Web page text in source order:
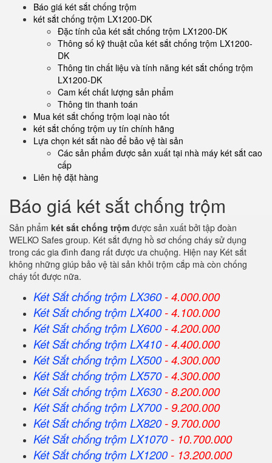
Báo giá két sắt chống trộm
két sắt chống trộm LX1200-DK
Đặc tính của két sắt chống trộm LX1200-DK
Thông số kỹ thuật của két sắt chống trộm LX1200-
DK
Thông tin chất liệu và tính năng két sắt chống trộm
LX1200-DK
Cam kết chất lượng sản phẩm
Thông tin thanh toán
Mua két sắt chống trộm loại nào tốt
két sắt chống trộm uy tín chính hãng
Lựa chọn két sắt nào để bảo vệ tài sản
Các sản phẩm được sản xuất tại nhà máy két sắt cao
cấp
Liên hệ đặt hàng
Báo giá két sắt chống trộm
Sản phẩm két sắt chống trộm được sản xuất bởi tập đoàn
WELKO Safes group. Két sắt đựng hồ sơ chống cháy sử dụng
trong các gia đình đang rất được ưa chuộng. Hiện nay Két sắt
không những giúp bảo vệ tài sản khỏi trộm cắp mà còn chống
cháy tốt được nữa.
Két Sắt chống trộm LX360- 4.000.000
Két Sắtchống trộm LX400- 4.100.000
Két Sắtchống trộm LX600- 4.200.000
Két Sắtchống trộm LX410- 4.400.000
Két Sắtchống trộm LX500- 4.300.000
Két Sắtchống trộm LX570- 4.300.000
Két Sắtchống trộm LX630- 8.200.000
Két Sắtchống trộm LX700- 9.200.000
Két Sắtchống trộm LX820- 9.700.000
Két Sắtchống trộm LX1070- 10.700.000
Két Sắtchống trộm LX1200- 13.200.000